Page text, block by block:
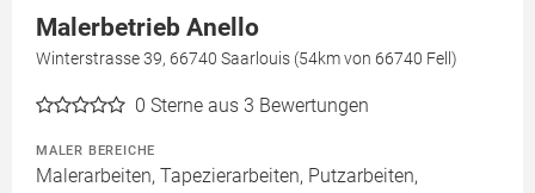
Malerbetrieb Anello
Winterstrasse 39, 66740 Saarlouis (54km von 66740 Fell)
0 Sterne aus 3 Bewertungen
MALER BEREICHE
Malerarbeiten, Tapezierarbeiten, Putzarbeiten,